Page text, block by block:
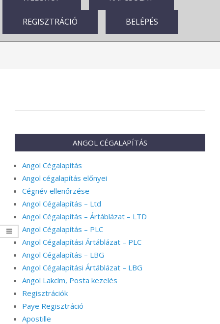
REGISZTRÁCIÓ BELÉPÉS
ANGOL CÉGALAPÍTÁS
Angol Cégalapítás
Angol cégalapítás előnyei
Cégnév ellenőrzése
Angol Cégalapítás – Ltd
Angol Cégalapítás – Ártáblázat – LTD
Angol Cégalapítás – PLC
Angol Cégalapítási Ártáblázat – PLC
Angol Cégalapítás – LBG
Angol Cégalapítási Ártáblázat – LBG
Angol Lakcím, Posta kezelés
Regisztrációk
Paye Regisztráció
Apostille